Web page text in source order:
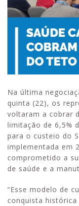
Na última
quinta (22), os
voltaram a cobrar
limitação de 6,5%
para o custeio do
implementada em
comprometido a
de saúde e a
“Esse modelo de
conquista